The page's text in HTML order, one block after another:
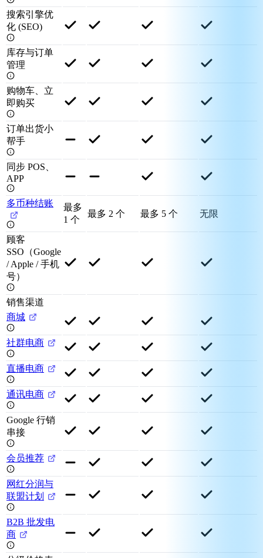
搜索引擎优
化 (SEO)
库存与订单
管理
购物车、立
即购买
订单出货小
帮手
同步 POS、
APP
多币种结账
最多
1 个
最多 2 个 最多 5 个 无限
顾客
SSO（Google
/ Apple / 手机
号）
销售渠道
商城
社群电商
直播电商
通讯电商
Google 行销
串接
会员推荐
网红分润与
联盟计划
B2B 批发电
商